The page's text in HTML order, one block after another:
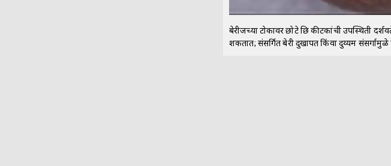
बेरीजच्या टोकावर छोटे छिद्र कीटकांची उपस्थिती
शकतात; संसर्गित बेरी दुखापत किंवा दुय्यम